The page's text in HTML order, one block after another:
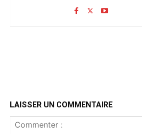
LAISSER UN COMMENTAIRE